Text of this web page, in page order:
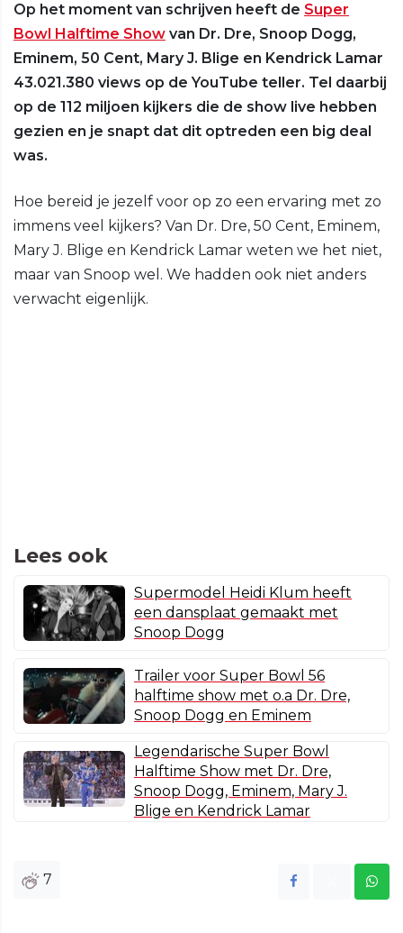
Op het moment van schrijven heeft de Super
Bowl Halftime Show van Dr. Dre, Snoop Dogg,
Eminem, 50 Cent, Mary J. Blige en Kendrick Lamar
43.021.380 views op de YouTube teller. Tel daarbij
op de 112 miljoen kijkers die de show live hebben
gezien en je snapt dat dit optreden een big deal
was.
Hoe bereid je jezelf voor op zo een ervaring met zo
immens veel kijkers? Van Dr. Dre, 50 Cent, Eminem,
Mary J. Blige en Kendrick Lamar weten we het niet,
maar van Snoop wel. We hadden ook niet anders
verwacht eigenlijk.
Lees ook
Supermodel Heidi Klum heeft
een dansplaat gemaakt met
Snoop Dogg
Trailer voor Super Bowl 56
halftime show met o.a Dr. Dre,
Snoop Dogg en Eminem
Legendarische Super Bowl
Halftime Show met Dr. Dre,
Snoop Dogg, Eminem, Mary J.
Blige en Kendrick Lamar
7